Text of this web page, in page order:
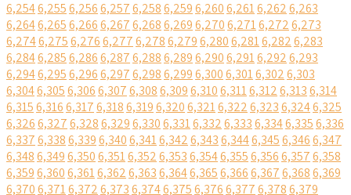
6,2546,2556,2566,2576,2586,2596,2606,2616,2626,263
6,2646,2656,2666,2676,2686,2696,2706,2716,2726,273
6,2746,2756,2766,2776,2786,2796,2806,2816,2826,283
6,2846,2856,2866,2876,2886,2896,2906,2916,2926,293
6,2946,2956,2966,2976,2986,2996,3006,3016,3026,303
6,3046,3056,3066,3076,3086,3096,3106,3116,3126,3136,314
6,3156,3166,3176,3186,3196,3206,3216,3226,3236,3246,325
6,3266,3276,3286,3296,3306,3316,3326,3336,3346,3356,336
6,3376,3386,3396,3406,3416,3426,3436,3446,3456,3466,347
6,3486,3496,3506,3516,3526,3536,3546,3556,3566,3576,358
6,3596,3606,3616,3626,3636,3646,3656,3666,3676,3686,369
6,3706,3716,3726,3736,3746,3756,3766,3776,3786,379